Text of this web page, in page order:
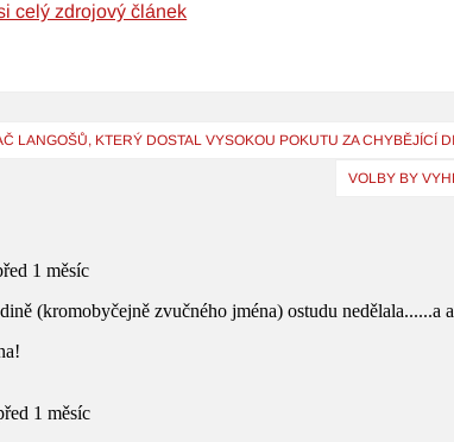
celý zdrojový článek
LANGOŠŮ, KTERÝ DOSTAL VYSOKOU POKUTU ZA CHYBĚJÍCÍ
VOLBY BY